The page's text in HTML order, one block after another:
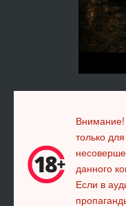
Внимание!
только
данного
Если в